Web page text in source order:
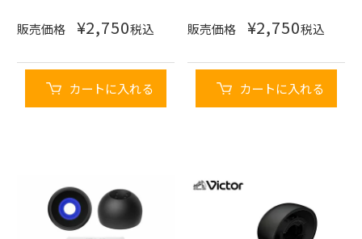
販売価格 ¥2,750税込
カートに入れる
販売価格 ¥2,750税込
カートに入れる